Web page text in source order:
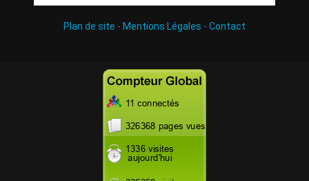
Plan de site - Mentions Légales - Contact